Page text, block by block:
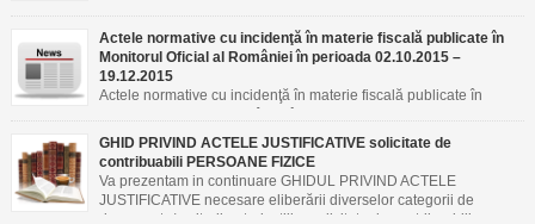
Actele normative cu incidenţă în materie fiscală publicate în
Monitorul Oficial al României în perioada 02.10.2015 –
19.12.2015
Actele normative cu incidenţă în materie fiscală publicate în
GHID PRIVIND ACTELE JUSTIFICATIVE solicitate de
contribuabili PERSOANE FIZICE
Va prezentam in continuare GHIDUL PRIVIND ACTELE
JUSTIFICATIVE necesare eliberării diverselor categorii de
documente/emiterii autorizaţiilor solicitate de contribuabili